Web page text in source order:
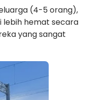
(4-5 orang),
lebih hemat secara
yang sangat